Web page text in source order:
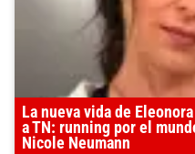
La nueva vida de
a TN: running por el
Nicole Neumann